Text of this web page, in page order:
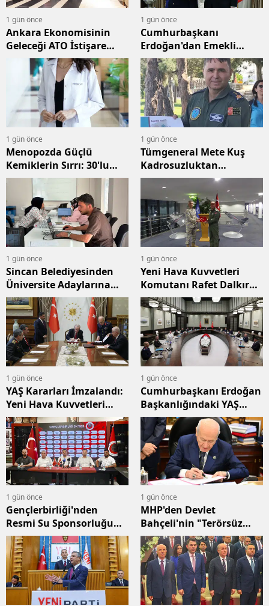
1 gün önce
Ankara Ekonomisinin
Geleceği ATO İstişare
Kurulunda Masaya
Yatırıldı
1 gün önce
Cumhurbaşkanı
Erdoğan'dan Emekli
Komutan Kadıoğlu'na
Kabul
1 gün önce
Menopozda Güçlü
Kemiklerin Sırrı: 30'lu
Yaşlarda Başlayın
1 gün önce
Tümgeneral Mete Kuş
Kadrosuzluktan
Emekliye Sevk Edildi
1 gün önce
Sincan Belediyesinden
Üniversite Adaylarına
Ücretsiz Tercih Desteği
1 gün önce
Yeni Hava Kuvvetleri
Komutanı Rafet Dalkıran
Kimdir?
1 gün önce
YAŞ Kararları İmzalandı:
Yeni Hava Kuvvetleri
Komutanı Kim Oldu?
1 gün önce
Cumhurbaşkanı Erdoğan
Başkanlığındaki YAŞ
Toplantısı Sona Erdi
1 gün önce
Gençlerbirliği'nden
Resmi Su Sponsorluğu
Anlaşması İmza Töreni
1 gün önce
MHP'den Devlet
Bahçeli'nin "Terörsüz
Türkiye" İmzasına Vurgu